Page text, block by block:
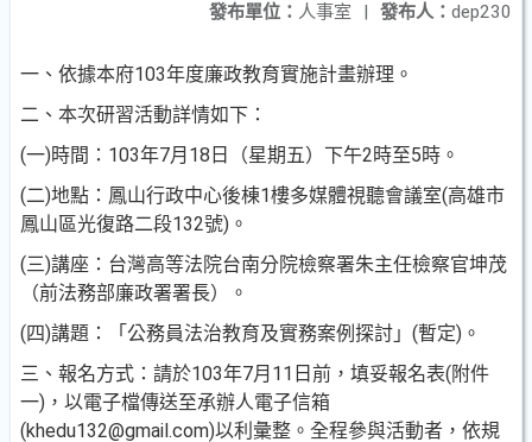
發布人： dep230
發布單位： 人事室 |
一、依據本府103年度廉政教育實施計畫辦理。
二、本次研習活動詳情如下：
(一)時間：103年7月18日（星期五）下午2時至5時。
(二)地點：鳳山行政中心後棟1樓多媒體視聽會議室(高雄市
鳳山區光復路二段132號)。
(三)講座：台灣高等法院台南分院檢察署朱主任檢察官坤茂
（前法務部廉政署署長）。
(四)講題：「公務員法治教育及實務案例探討」(暫定)。
三、報名方式：請於103年7月11日前，填妥報名表(附件
一)，以電子檔傳送至承辦人電子信箱
(khedu132@gmail.com)以利彙整。全程參與活動者，依規